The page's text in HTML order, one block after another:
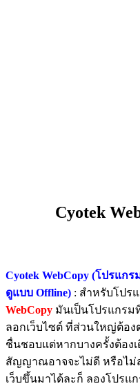
Cyotek
Cyotek WebCopy (โปรแกร
ดูแบบ Offline) : สำหรับโปร
WebCopy มันเป็นโปรแกรม
ลอกเว็บไซต์ ที่ส่วนใหญ่ต้อง
ชื่นชอบแต่หากบางครั้งต้อง
สัญญาณอาจจะไม่ดี หรือไม่
เว็บขึ้นมาได้ละก็ ลองโปรแ